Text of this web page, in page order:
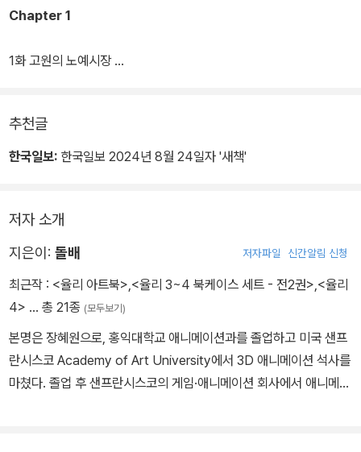
<율리>를 탄생시켰다. 작가의 ‘인생작’이라고 할 수 있는 <율리>는
주인공 일행의 모험은 갈수록 흥미를 더해가고 있다.
버웹툰을 통해 2부 연재로 돌아왔다. 1부의 엔딩이 워낙 충격적이었
기 때문에 그만큼 간절하게 다음 이야기를 기다려 온 팬들은 돌아온
용 전체를 담고 있다. 스크롤형 웹툰과는 또 다른 매력의 단행본 구성
화 독자들도 이 신비로운 모험담을 처음부터 새롭게 즐길 수 있을 것
이다.
단행본 특별 부록 만화 ‘율리를 그리게 되기까지’를 수록했다.
Chapter 1
1화 고원의 노예시장
추천글
한국일보: 한국일보 2024년 8월 24일자 '새책'
저자 소개
지은이: 돌배 저자파일 신간알림 신청
최근작 : <율리 아트북>,<율리 3~4 북케이스 세트 - 전2권>,<율리
4> … 총 21종 (모두보기)
본명은 장혜원으로, 홍익대학교 애니메이션과를 졸업하고 미국 샌프
란시스코 Academy of Art University에서 3D 애니메이션 석사를
마쳤다. 졸업 후 샌프란시스코의 게임·애니메이션 회사에서 애니메이